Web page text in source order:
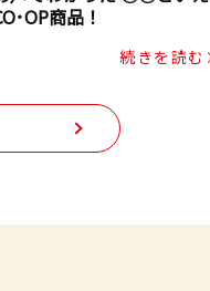
･OP商品！
続きを読む